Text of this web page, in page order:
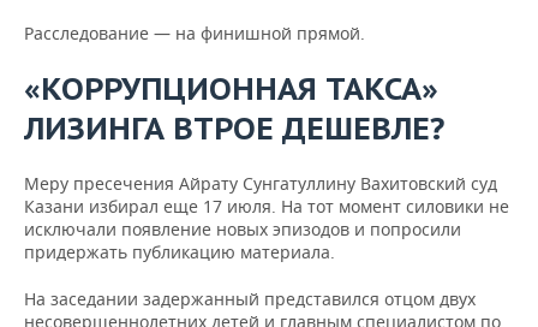
Расследование — на финишной прямой.
«КОРРУПЦИОННАЯ ТАКСА»
ЛИЗИНГА ВТРОЕ ДЕШЕВЛЕ?
Меру пресечения Айрату Сунгатуллину Вахитовский суд
Казани избирал еще 17 июля. На тот момент силовики не
исключали появление новых эпизодов и попросили
придержать публикацию материала.
На заседании задержанный представился отцом двух
несовершеннолетних детей и главным специалистом по